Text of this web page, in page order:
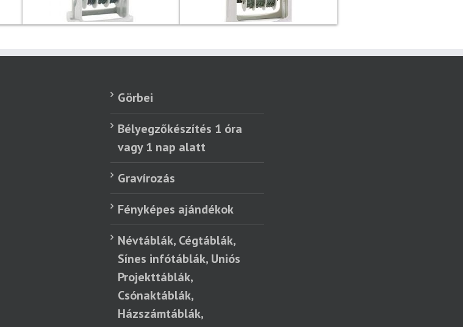
Görbei
Bélyegzőkészítés 1 óra
vagy 1 nap alatt
Gravírozás
Fényképes ajándékok
Névtáblák, Cégtáblák,
Sínes infótáblák, Uniós
Projekttáblák,
Csónaktáblák,
Házszámtáblák,